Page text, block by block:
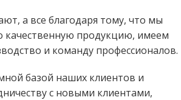
а все благодаря тому, что мы
качественную продукцию, имеем
и команду профессионалов.
базой наших клиентов и
с новыми клиентами,